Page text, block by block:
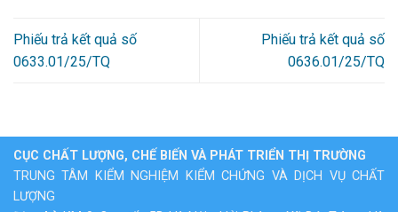
Phiếu trả kết quả số
0633.01/25/TQ
Phiếu trả kết quả số
0636.01/25/TQ
CỤC CHẤT LƯỢNG, CHẾ BIẾN VÀ PHÁT TRIỂN THỊ TRƯỜNG
TRUNG TÂM KIỂM NGHIỆM KIỂM CHỨNG VÀ DỊCH VỤ CHẤT
LƯỢNG